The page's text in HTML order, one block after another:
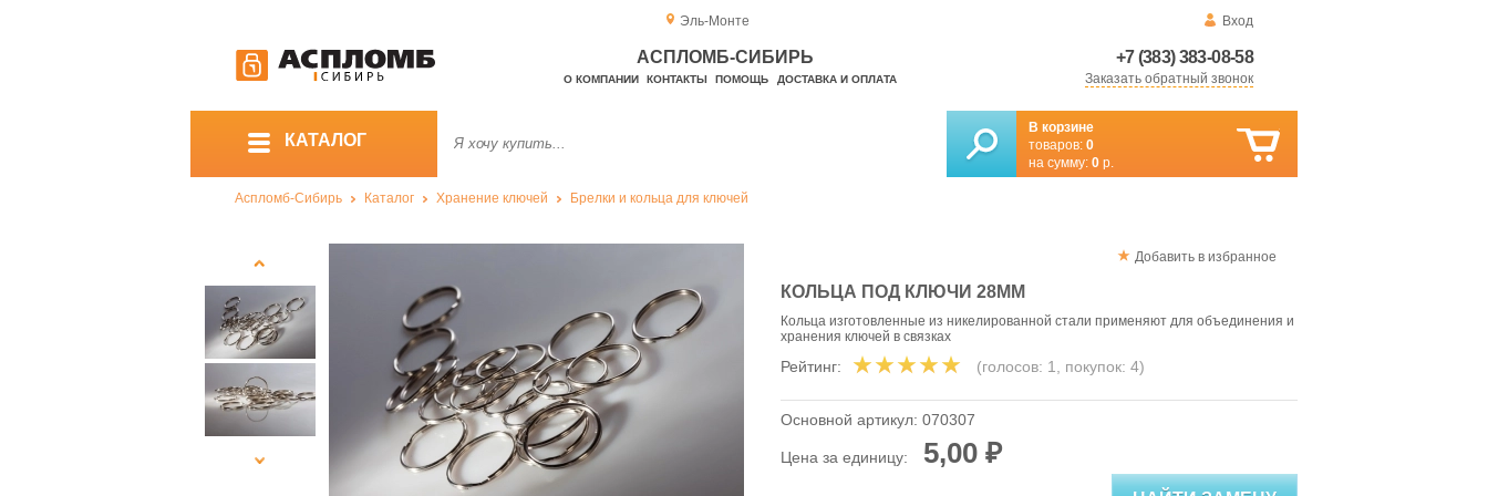
Эль-Монте Вход
+7 (383) 383-08-58
Заказать обратный звонок
АСПЛОМБ-СИБИРЬ
О КОМПАНИИ КОНТАКТЫ ПОМОЩЬ ДОСТАВКА И ОПЛАТА
КАТАЛОГ
В корзине
товаров: 0
на сумму: 0 р.
Аспломб-Сибирь Каталог Хранение ключей Брелки и кольца для ключей
Добавить в избранное
КОЛЬЦА ПОД КЛЮЧИ 28ММ
Кольца изготовленные из никелированной стали применяют для объединения и
хранения ключей в связках
Рейтинг: (голосов: 1, покупок: 4)
Основной артикул: 070307
Цена за единицу: 5,00 ₽